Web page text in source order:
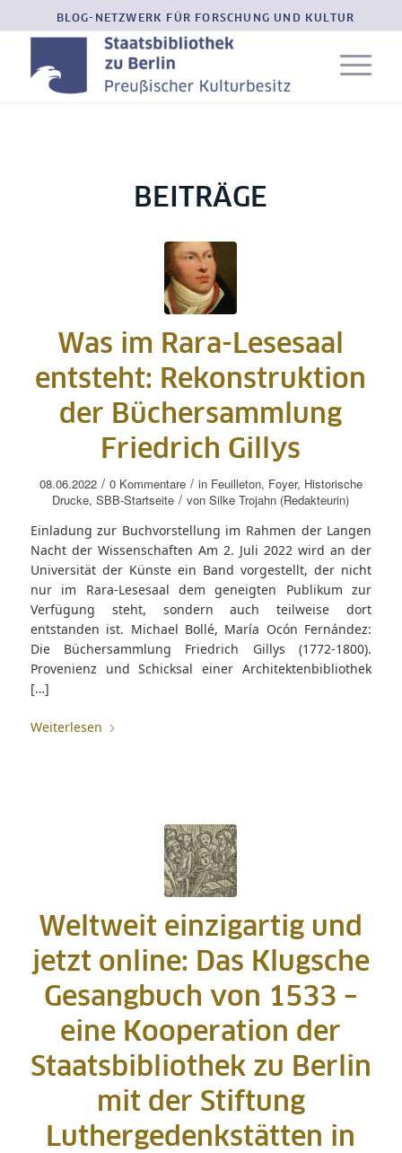
BLOG-NETZWERK FÜR FORSCHUNG UND KULTUR
BEITRÄGE
Was im Rara-Lesesaal
entsteht: Rekonstruktion
der Büchersammlung
Friedrich Gillys
08.06.2022 / 0 Kommentare / in Feuilleton, Foyer, Historische
Drucke,SBB-Startseite / vonSilke Trojahn (Redakteurin)
Einladung zur Buchvorstellung im Rahmen der Langen
Nacht der Wissenschaften Am 2. Juli 2022 wird an der
Universität der Künste ein Band vorgestellt, der nicht
nur im Rara-Lesesaal dem geneigten Publikum zur
Verfügung steht, sondern auch teilweise dort
entstanden ist. Michael Bollé, María Ocón Fernández:
Die Büchersammlung Friedrich Gillys (1772-1800).
Provenienz und Schicksal einer Architektenbibliothek
[…]
Weiterlesen
Weltweit einzigartig und
jetzt online: Das Klugsche
Gesangbuch von 1533 –
eine Kooperation der
Staatsbibliothek zu Berlin
mit der Stiftung
Luthergedenkstätten in